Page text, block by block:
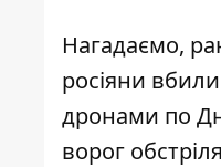
Нагадаємо,
росіяни
дронами по
ворог